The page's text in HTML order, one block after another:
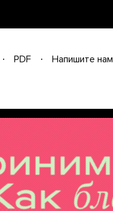
PDF
Напишите нам